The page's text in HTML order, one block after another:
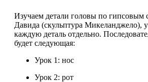
Изучаем детали головы по гипсовым
Давида (скульптура Микеланджело),
каждую деталь отдельно.
будет следующая:
Урок 1: нос
Урок 2: рот